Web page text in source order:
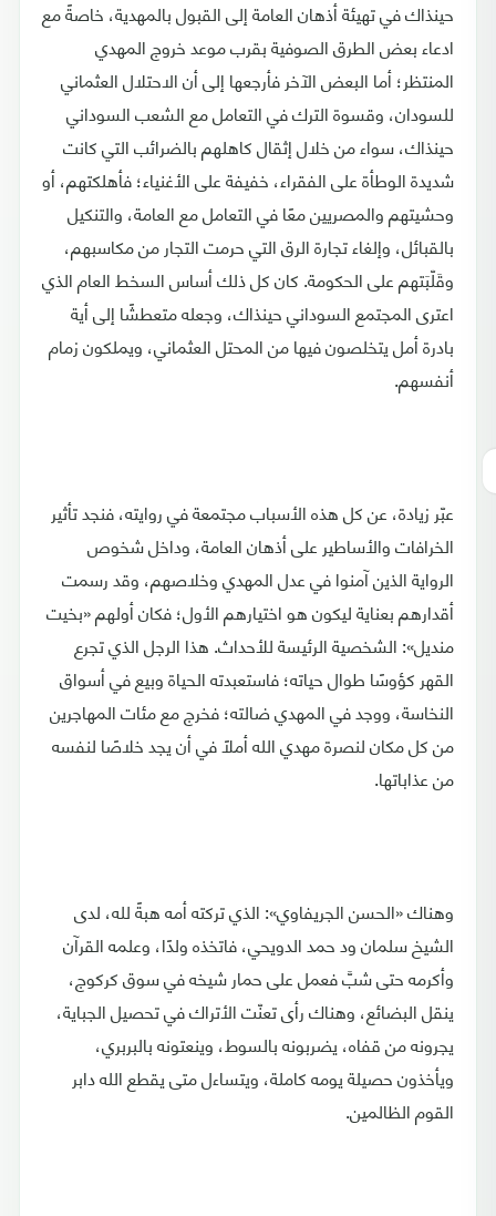
حينذاك في تهيئة أذهان العامة إلى القبول بالمهدية، خاصةً مع
ادعاء بعض الطرق الصوفية بقرب موعد خروج المهدي
المنتظر؛ أما البعض الآخر فأرجعها إلى أن الاحتلال العثماني
للسودان، وقسوة الترك في التعامل مع الشعب السوداني
حينذاك، سواء من خلال إثقال كاهلهم بالضرائب التي كانت
شديدة الوطأة على الفقراء، خفيفة على الأغنياء؛ فأهلكتهم، أو
وحشيتهم والمصريين معًا في التعامل مع العامة، والتنكيل
بالقبائل، وإلغاء تجارة الرق التي حرمت التجار من مكاسبهم،
وقَلّبَتهم على الحكومة. كان كل ذلك أساس السخط العام الذي
اعترى المجتمع السوداني حينذاك، وجعله متعطشًا إلى أية
بادرة أمل يتخلصون فيها من المحتل العثماني، ويملكون زمام
أنفسهم.
عبّر زيادة، عن كل هذه الأسباب مجتمعة في روايته، فنجد تأثير
الخرافات والأساطير على أذهان العامة، وداخل شخوص
الرواية الذين آمنوا في عدل المهدي وخلاصهم، وقد رسمت
أقدارهم بعناية ليكون هو اختيارهم الأول؛ فكان أولهم «بخيت
منديل»: الشخصية الرئيسة للأحداث. هذا الرجل الذي تجرع
القهر كؤوسًا طوال حياته؛ فاستعبدته الحياة وبيع في أسواق
النخاسة، ووجد في المهدي ضالته؛ فخرج مع مئات المهاجرين
من كل مكان لنصرة مهدي الله أملًا في أن يجد خلاصًا لنفسه
من عذاباتها.
وهناك «الحسن الجريفاوي»: الذي تركته أمه هبةً لله، لدى
الشيخ سلمان ود حمد الدويحي، فاتخذه ولدًا، وعلمه القرآن
وأكرمه حتى شبَّ فعمل على حمار شيخه في سوق كركوج،
ينقل البضائع، وهناك رأى تعنّت الأتراك في تحصيل الجباية،
يجرونه من قفاه، يضربونه بالسوط، وينعتونه بالبربري،
ويأخذون حصيلة يومه كاملة، ويتساءل متى يقطع الله دابر
القوم الظالمين.